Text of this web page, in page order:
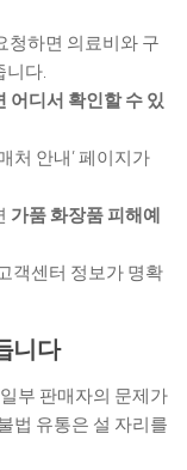
청하면 의료비와 구
니다.
어디서 확인할 수 있
처 안내’ 페이지가
가품 화장품 피해예
객센터 정보가 명확
니다
부 판매자의 문제가
법 유통은 설 자리를